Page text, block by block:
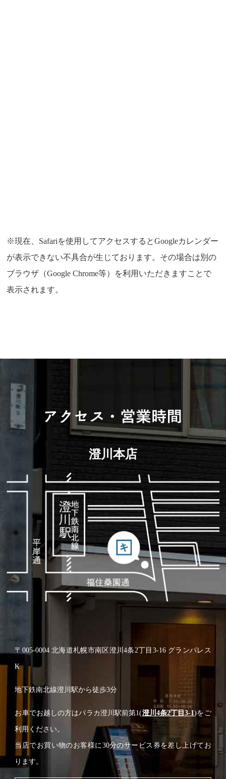
※現在、Safariを使用してアクセスするとGoogleカレンダー
が表示できない不具合が生じております。その場合は別の
ブラウザ（Google Chrome等）を利用いただきますことで
表示されます。
澄川本店
〒005-0004 北海道札幌市南区澄川4条2丁目3-16 グランパレス
K
地下鉄南北線澄川駅から徒歩3分
お車でお越しの方はパラカ澄川駅前第1(澄川4条2丁目3-1)をご
利用ください。
当店でお買い物のお客様に30分のサービス券を差し上げてお
ります。